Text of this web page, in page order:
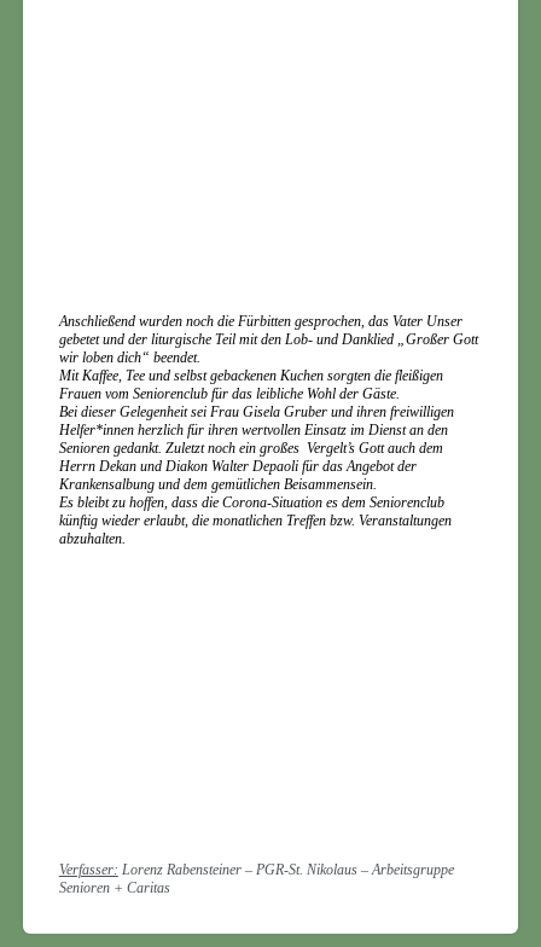
Anschließend wurden noch die Fürbitten gesprochen, das Vater Unser
gebetet und der liturgische Teil mit den Lob- und Danklied „Großer Gott
wir loben dich“ beendet.
Mit Kaffee, Tee und selbst gebackenen Kuchen sorgten die fleißigen
Frauen vom Seniorenclub für das leibliche Wohl der Gäste.
Bei dieser Gelegenheit sei Frau Gisela Gruber und ihren freiwilligen
Helfer*innen herzlich für ihren wertvollen Einsatz im Dienst an den
Senioren gedankt. Zuletzt noch ein großes Vergelt’s Gott auch dem
Herrn Dekan und Diakon Walter Depaoli für das Angebot der
Krankensalbung und dem gemütlichen Beisammensein.
Es bleibt zu hoffen, dass die Corona-Situation es dem Seniorenclub
künftig wieder erlaubt, die monatlichen Treffen bzw. Veranstaltungen
abzuhalten.
Verfasser: Lorenz Rabensteiner – PGR-St. Nikolaus – Arbeitsgruppe
Senioren + Caritas